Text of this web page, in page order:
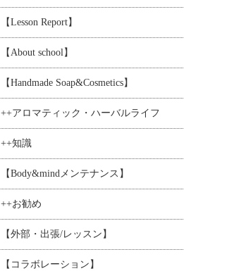
【Lesson Report】
【About school】
【Handmade Soap&Cosmetics】
++アロマティック・ハーバルライフ
++知識
【Body&mindメンテナンス】
++お勧め
【外部・出張/レッスン】
【コラボレーション】